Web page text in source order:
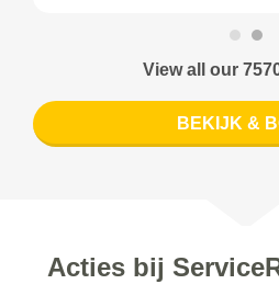
View all our
BEKIJK &
Acties bij